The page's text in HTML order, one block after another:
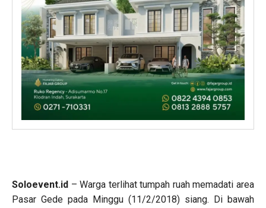
Soloevent.id – Warga terlihat tumpah ruah memadati area
Pasar Gede pada Minggu (11/2/2018) siang. Di bawah